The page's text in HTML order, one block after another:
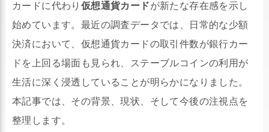
カードに代わり 仮想通貨カードが新たな存在感を示し
始めています。最近の調査データでは、日常的な少額
決済において、仮想通貨カードの取引件数が銀行カー
ドを上回る場面も見られ、ステーブルコインの利用が
生活に深く浸透していることが明らかになりました。
本記事では、その背景、現状、そして今後の注視点を
整理します。